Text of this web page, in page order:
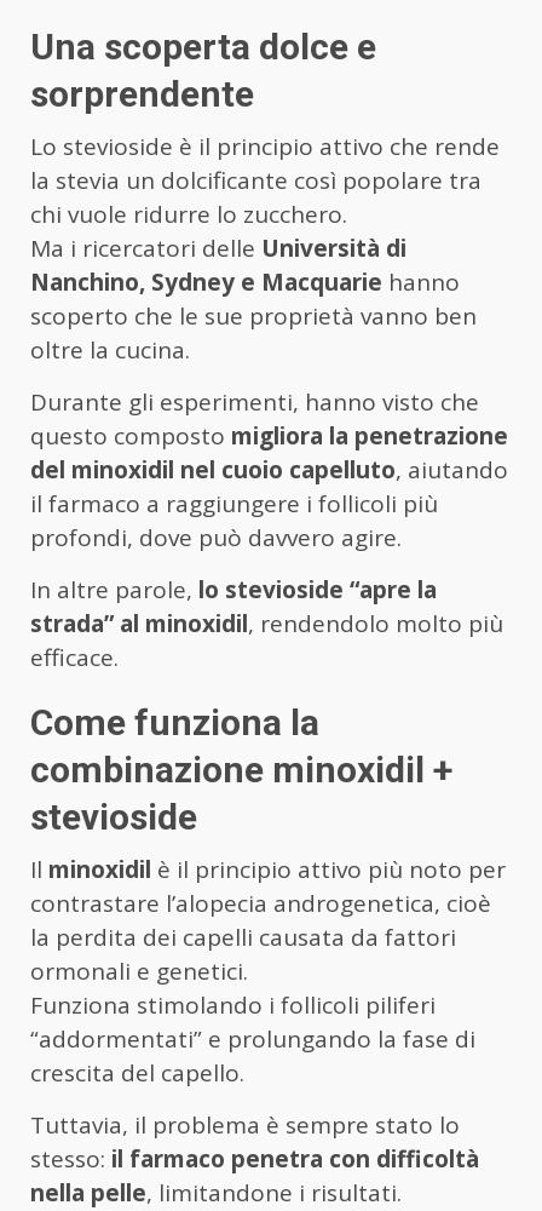
Una scoperta dolce e
sorprendente
Lo stevioside è il principio attivo che rende
la stevia un dolcificante così popolare tra
chi vuole ridurre lo zucchero.
Ma i ricercatori delle Università di
Nanchino, Sydney e Macquarie hanno
scoperto che le sue proprietà vanno ben
oltre la cucina.
Durante gli esperimenti, hanno visto che
questo composto migliora la penetrazione
del minoxidil nel cuoio capelluto, aiutando
il farmaco a raggiungere i follicoli più
profondi, dove può davvero agire.
In altre parole, lo stevioside “apre la
strada” al minoxidil, rendendolo molto più
efficace.
Come funziona la
combinazione minoxidil +
stevioside
Il minoxidil è il principio attivo più noto per
contrastare l’alopecia androgenetica, cioè
la perdita dei capelli causata da fattori
ormonali e genetici.
Funziona stimolando i follicoli piliferi
“addormentati” e prolungando la fase di
crescita del capello.
Tuttavia, il problema è sempre stato lo
stesso: il farmaco penetra con difficoltà
nella pelle, limitandone i risultati.